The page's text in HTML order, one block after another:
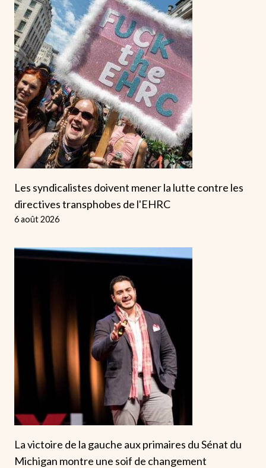
Les syndicalistes doivent mener la lutte contre les
directives transphobes de l'EHRC
6 août 2026
La victoire de la gauche aux primaires du Sénat du
Michigan montre une soif de changement